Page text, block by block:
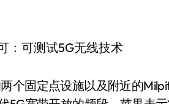
个固定点设施以及附近的